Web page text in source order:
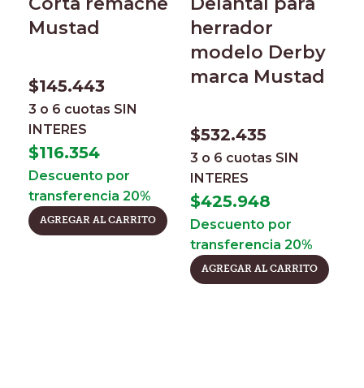
Mustad
$145.443
3 o 6 cuotas SIN
INTERES
$116.354
Descuento por
transferencia 20%
AGREGAR AL CARRITO
herrador
modelo Derby
marca Mustad
$532.435
3 o 6 cuotas SIN
INTERES
$425.948
Descuento por
transferencia 20%
AGREGAR AL CARRITO